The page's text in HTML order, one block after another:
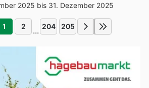
2025 bis 31. Dezember 2025
1 2 ... 204 205